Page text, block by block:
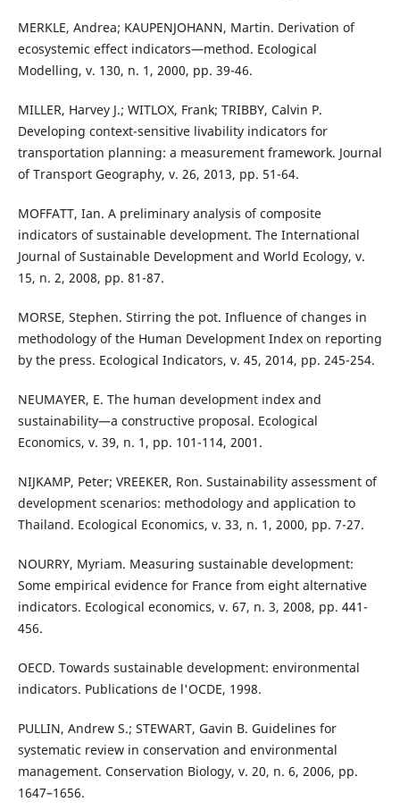
MERKLE, Andrea; KAUPENJOHANN, Martin. Derivation of
ecosystemic effect indicators—method. Ecological
Modelling, v. 130, n. 1, 2000, pp. 39-46.
MILLER, Harvey J.; WITLOX, Frank; TRIBBY, Calvin P.
Developing context-sensitive livability indicators for
transportation planning: a measurement framework. Journal
of Transport Geography, v. 26, 2013, pp. 51-64.
MOFFATT, Ian. A preliminary analysis of composite
indicators of sustainable development. The International
Journal of Sustainable Development and World Ecology, v.
15, n. 2, 2008, pp. 81-87.
MORSE, Stephen. Stirring the pot. Influence of changes in
methodology of the Human Development Index on reporting
by the press. Ecological Indicators, v. 45, 2014, pp. 245-254.
NEUMAYER, E. The human development index and
sustainability—a constructive proposal. Ecological
Economics, v. 39, n. 1, pp. 101-114, 2001.
NIJKAMP, Peter; VREEKER, Ron. Sustainability assessment of
development scenarios: methodology and application to
Thailand. Ecological Economics, v. 33, n. 1, 2000, pp. 7-27.
NOURRY, Myriam. Measuring sustainable development:
Some empirical evidence for France from eight alternative
indicators. Ecological economics, v. 67, n. 3, 2008, pp. 441-
456.
OECD. Towards sustainable development: environmental
indicators. Publications de l'OCDE, 1998.
PULLIN, Andrew S.; STEWART, Gavin B. Guidelines for
systematic review in conservation and environmental
management. Conservation Biology, v. 20, n. 6, 2006, pp.
1647–1656.